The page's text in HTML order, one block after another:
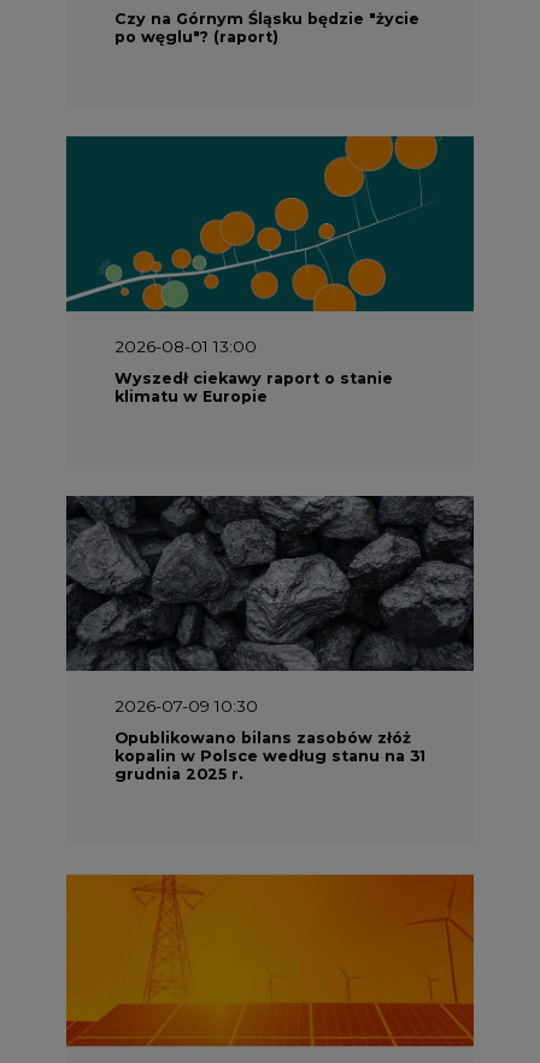
Czy na Górnym Śląsku będzie "życie
po węglu"? (raport)
2026-08-01 13:00
Wyszedł ciekawy raport o stanie
klimatu w Europie
2026-07-09 10:30
Opublikowano bilans zasobów złóż
kopalin w Polsce według stanu na 31
grudnia 2025 r.